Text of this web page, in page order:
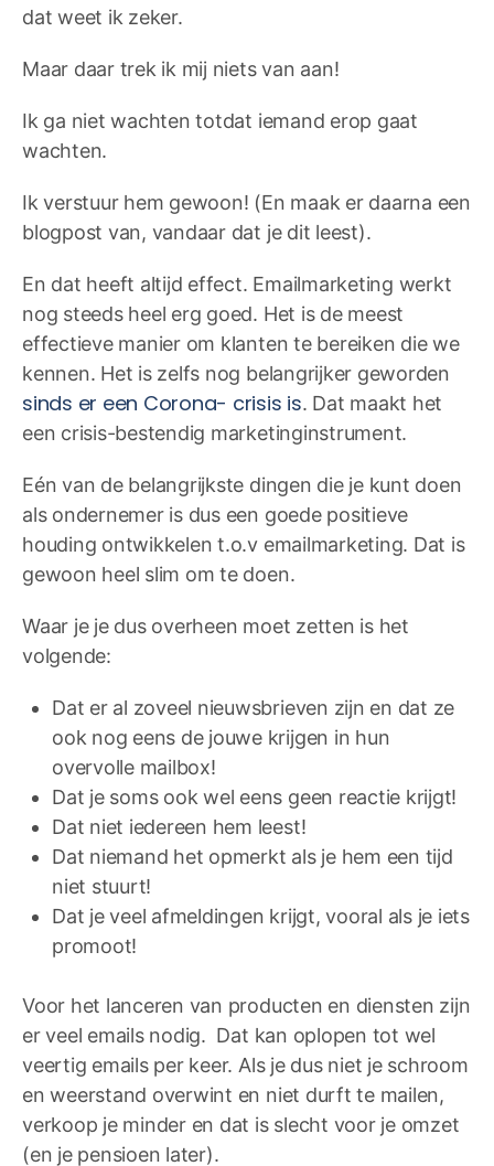
dat weet ik zeker.
Maar daar trek ik mij niets van aan!
Ik ga niet wachten totdat iemand erop gaat
wachten.
Ik verstuur hem gewoon! (En maak er daarna een
blogpost van, vandaar dat je dit leest).
En dat heeft altijd effect. Emailmarketing werkt
nog steeds heel erg goed. Het is de meest
effectieve manier om klanten te bereiken die we
kennen. Het is zelfs nog belangrijker geworden
sinds er een Corona- crisis is. Dat maakt het
een crisis-bestendig marketinginstrument.
Eén van de belangrijkste dingen die je kunt doen
als ondernemer is dus een goede positieve
houding ontwikkelen t.o.v emailmarketing. Dat is
gewoon heel slim om te doen.
Waar je je dus overheen moet zetten is het
volgende:
Dat er al zoveel nieuwsbrieven zijn en dat ze
ook nog eens de jouwe krijgen in hun
overvolle mailbox!
Dat je soms ook wel eens geen reactie krijgt!
Dat niet iedereen hem leest!
Dat niemand het opmerkt als je hem een tijd
niet stuurt!
Dat je veel afmeldingen krijgt, vooral als je iets
promoot!
Voor het lanceren van producten en diensten zijn
er veel emails nodig. Dat kan oplopen tot wel
veertig emails per keer. Als je dus niet je schroom
en weerstand overwint en niet durft te mailen,
verkoop je minder en dat is slecht voor je omzet
(en je pensioen later).